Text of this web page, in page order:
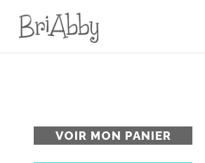
VOIR MON PANIER